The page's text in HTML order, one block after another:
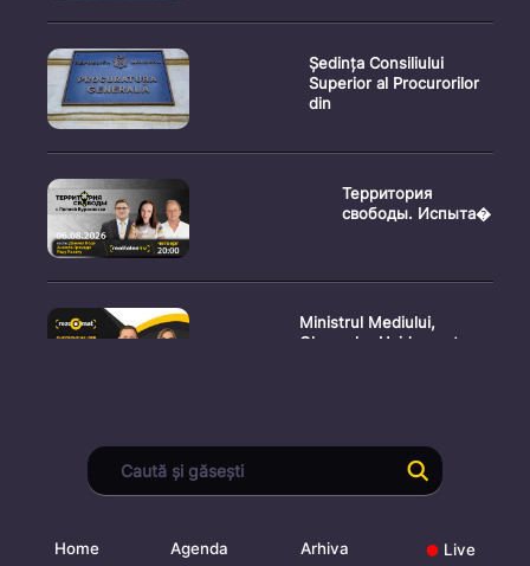
Ședința Consiliului
Superior al Procurorilor
din
Территория
свободы. Испыта�
Ministrul Mediului,
Gheorghe Hajder, este
Consultări publice privind
proiectul de lege pent
Home Agenda Arhiva Live